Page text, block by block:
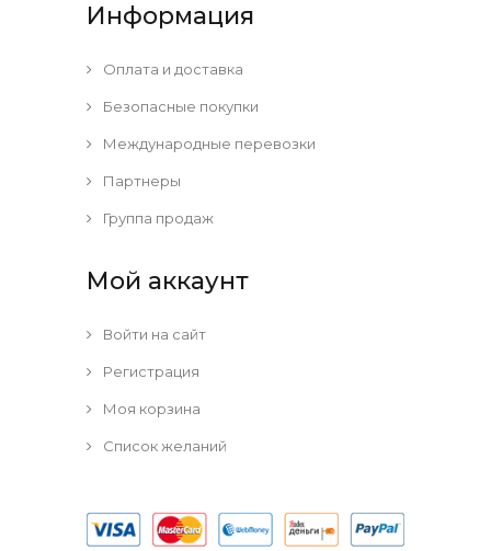
Информация
Оплата и доставка
Безопасные покупки
Международные перевозки
Партнеры
Группа продаж
Мой аккаунт
Войти на сайт
Регистрация
Моя корзина
Список желаний